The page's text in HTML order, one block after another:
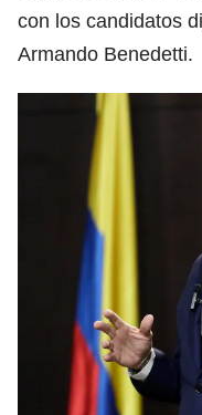
con los candidatos
Armando Benedetti.